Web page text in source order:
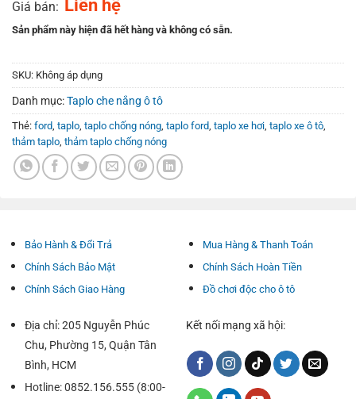
Giá bán: Liên hệ
Sản phẩm này hiện đã hết hàng và không có sẵn.
SKU: Không áp dụng
Danh mục:Taplo che nắng ô tô
Thẻ: ford taplo taplo chống nóng taplo ford taplo xe hơi taplo xe ô tô
thảm taplo thảm taplo chống nóng
Bảo Hành & Đổi Trả
Chính Sách Bảo Mật
Chính Sách Giao Hàng
Mua Hàng & Thanh Toán
Chính Sách Hoàn Tiền
Đồ chơi độc cho ô tô
Địa chỉ: 205 Nguyễn Phúc
Chu, Phường 15, Quận Tân
Bình, HCM
Hotline: 0852.156.555 (8:00-
Kết nối mạng xã hội: